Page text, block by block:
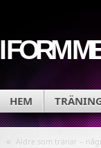
I FORM
HEM
« Äldre som tränar –